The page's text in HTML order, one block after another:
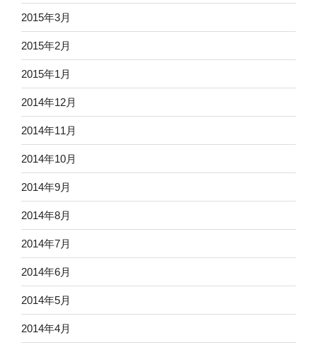
2015年3月
2015年2月
2015年1月
2014年12月
2014年11月
2014年10月
2014年9月
2014年8月
2014年7月
2014年6月
2014年5月
2014年4月